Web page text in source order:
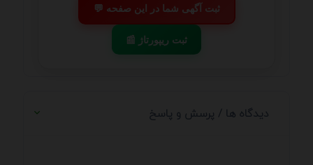
💬 ثبت آگهی شما در این صفحه
📰 ثبت ریپورتاژ
دیدگاه ها / پرسش و پاسخ